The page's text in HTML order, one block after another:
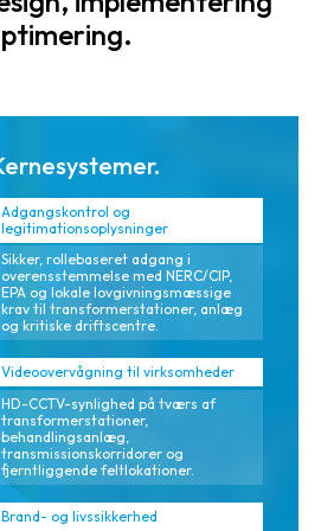
Adgangskontrol og
legitimationsoplysninger
Sikker, rollebaseret adgang i
overensstemmelse med NERC/CIP,
EPA og lokale lovgivningsmæssige
krav til transformerstationer, anlæg
og kritiske driftscentre.
Videoovervågning til virksomheder
HD-CCTV-synlighed på tværs af
transformerstationer,
behandlingsanlæg,
transmissionskorridorer og
fjerntliggende feltlokationer.
Brand- og livssikkerhed